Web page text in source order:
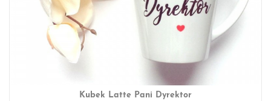
Kubek Latte Pani Dyrektor